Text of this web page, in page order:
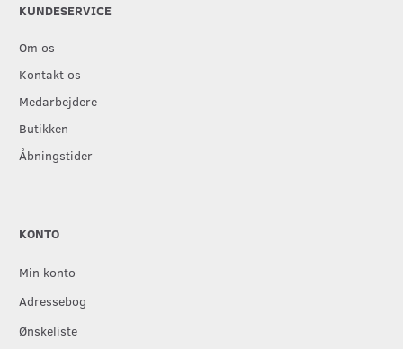
KUNDESERVICE
Om os
Kontakt os
Medarbejdere
Butikken
Åbningstider
KONTO
Min konto
Adressebog
Ønskeliste